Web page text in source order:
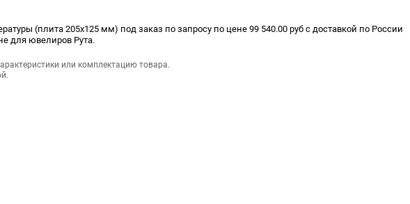
(плита 205х125 мм) под заказ по запросу по цене 99 540.00 руб с доставкой по России
для ювелиров Рута.
или комплектацию товара.